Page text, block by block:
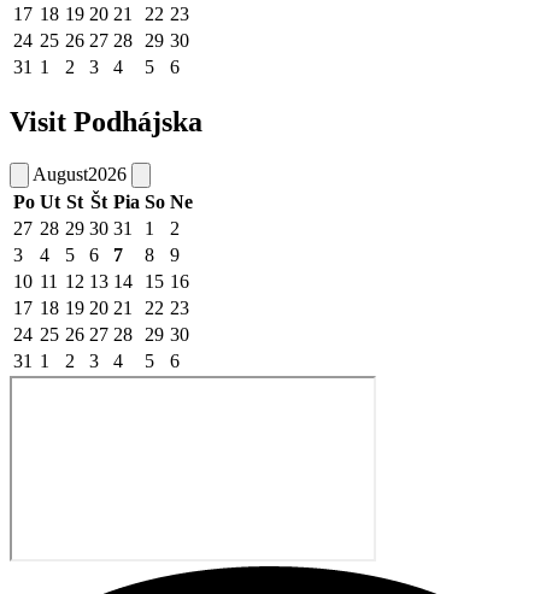
17 18 19 20 21 22 23
24 25 26 27 28 29 30
31 1 2 3 4 5 6
Visit Podhájska
August2026
Po Ut St Št Pia So Ne
27 28 29 30 31 1
2
3
4 5 6 7 8
9
10 11 12 13 14 15 16
17 18 19 20 21 22 23
24 25 26 27 28 29 30
31 1 2 3 4 5 6